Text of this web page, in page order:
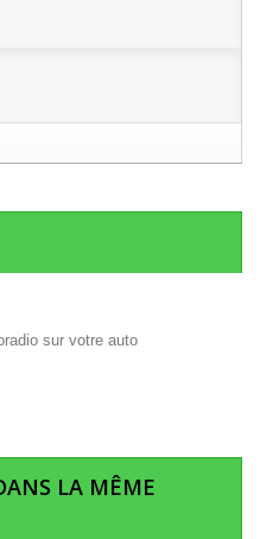
sur votre auto
LA MÊME